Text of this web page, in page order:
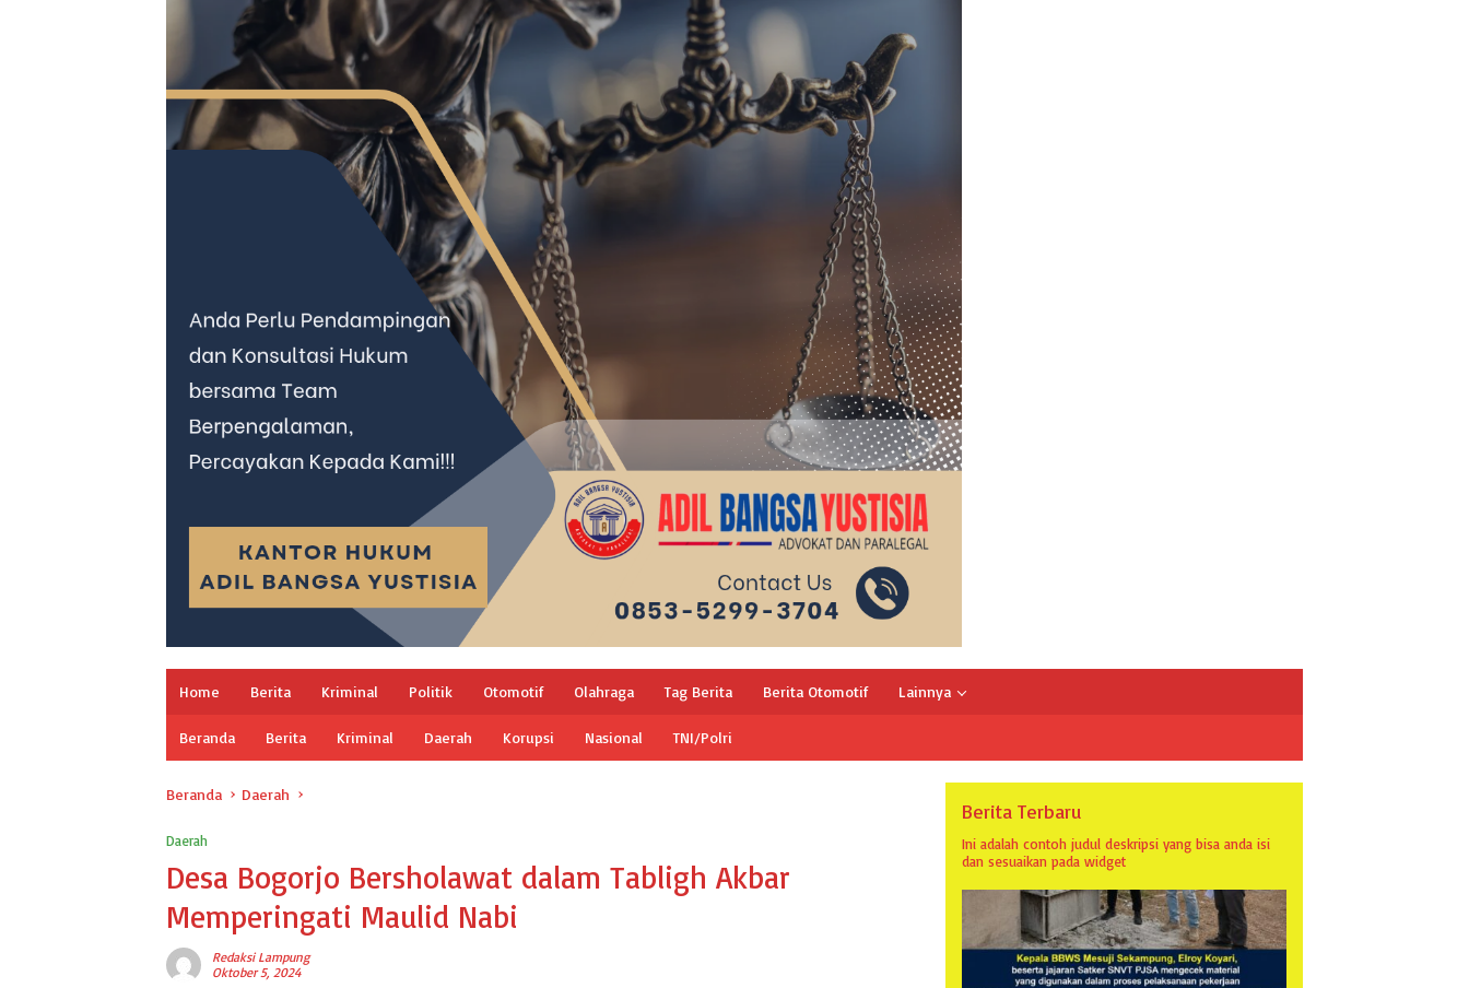
Home Berita Kriminal Politik Otomotif Olahraga Tag Berita Berita Otomotif Lainnya
Beranda Berita Kriminal Daerah Korupsi Nasional TNI/Polri
Beranda Daerah
Daerah
Desa Bogorjo Bersholawat dalam Tabligh Akbar
Memperingati Maulid Nabi
Redaksi Lampung
Oktober 5, 2024
Berita Terbaru
Ini adalah contoh judul deskripsi yang bisa anda isi
dan sesuaikan pada widget